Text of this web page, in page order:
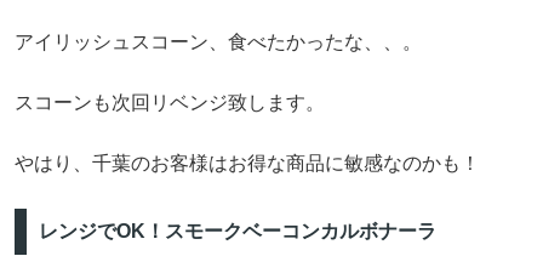
アイリッシュスコーン、食べたかったな、、。
スコーンも次回リベンジ致します。
やはり、千葉のお客様はお得な商品に敏感なのかも！
レンジでOK！スモークベーコンカルボナーラ